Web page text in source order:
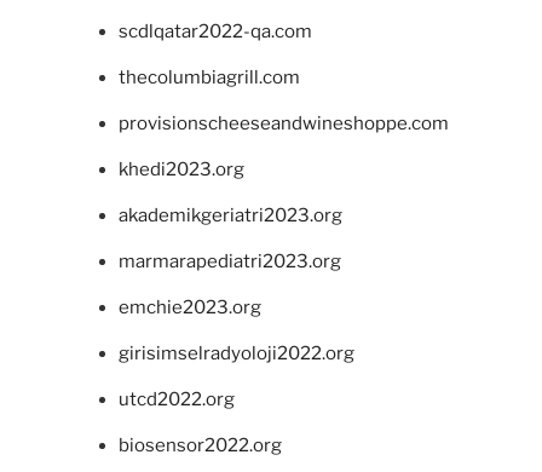
scdlqatar2022-qa.com
thecolumbiagrill.com
provisionscheeseandwineshoppe.com
khedi2023.org
akademikgeriatri2023.org
marmarapediatri2023.org
emchie2023.org
girisimselradyoloji2022.org
utcd2022.org
biosensor2022.org